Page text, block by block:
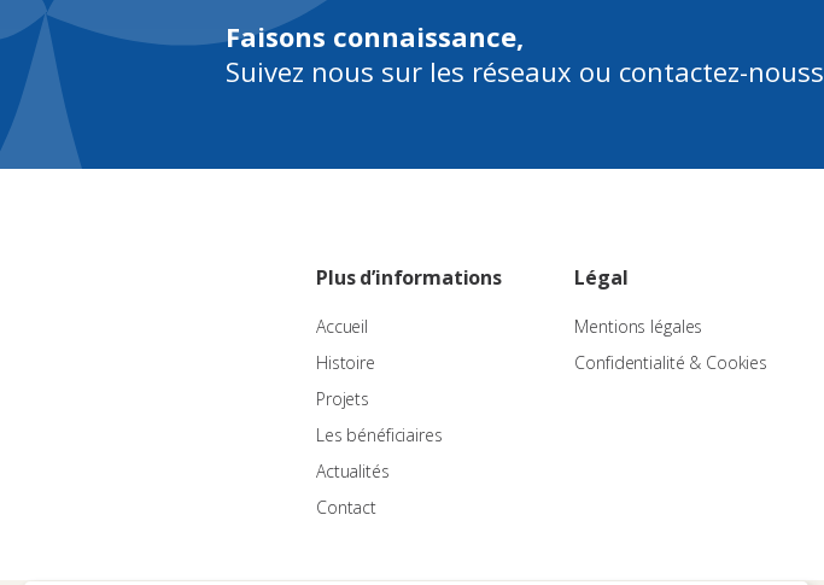
Faisons connaissance,
Suivez nous sur les réseaux ou contactez-nouss
Plus d’informations
Accueil
Histoire
Projets
Les bénéficiaires
Actualités
Contact
Légal
Mentions légales
Confidentialité & Cookies